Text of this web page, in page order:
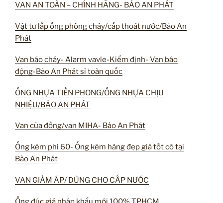
VAN AN TOÀN – CHÍNH HÃNG- BẢO AN PHÁT
Vật tư lắp ống phòng cháy/cấp thoát nước/Bảo An
Phát
Van báo cháy- Alarm vavle-Kiểm định- Van báo
động-Bảo An Phát sỉ toàn quốc
ỐNG NHỰA TIỀN PHONG/ỐNG NHỰA CHỊU
NHIỆU/BẢO AN PHÁT
Van cửa đồng/van MIHA- Bảo An Phát
Ống kẽm phi 60- Ống kẽm hàng đẹp giá tốt có tại
Bảo An Phát
VAN GIẢM ÁP/ DÙNG CHO CẤP NƯỚC